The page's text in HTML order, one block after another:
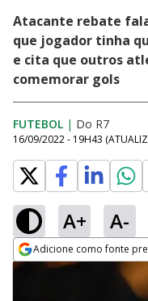
Atacante rebate
que jogador tinha
e cita que outros
comemorar gols
FUTEBOL | Do R7
16/09/2022 - 19H43
A+ A-
Adicione como fonte
Opens in new window